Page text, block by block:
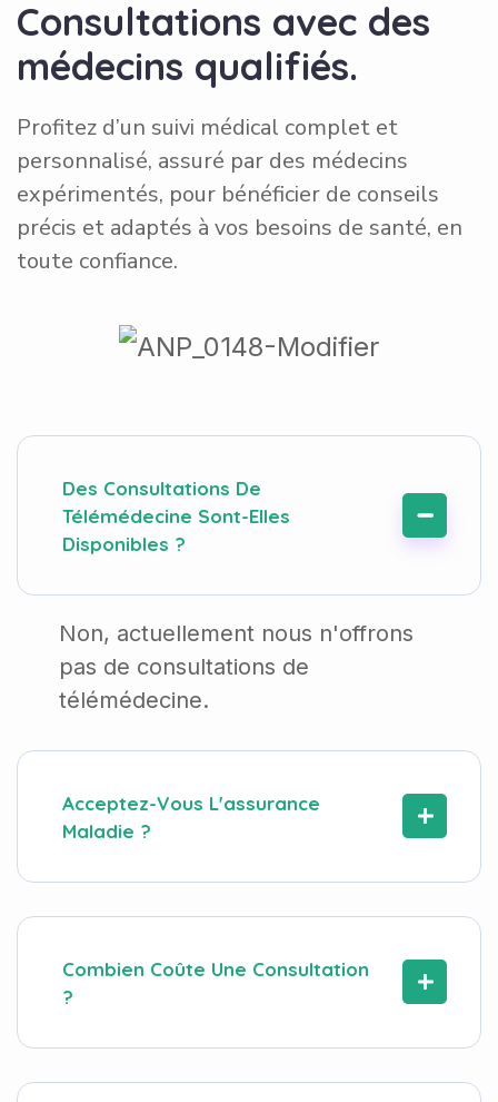
Consultations avec des
médecins qualifiés.
Profitez d’un suivi médical complet et
personnalisé, assuré par des médecins
expérimentés, pour bénéficier de conseils
précis et adaptés à vos besoins de santé, en
toute confiance.
Des Consultations De
Télémédecine Sont-Elles
Disponibles ?
Non, actuellement nous n'offrons
pas de consultations de
télémédecine.
Acceptez-Vous L'assurance
Maladie ?
Combien Coûte Une Consultation
?